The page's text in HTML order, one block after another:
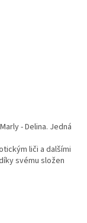
- Delina. Jedná
liči a dalšími
svému složen